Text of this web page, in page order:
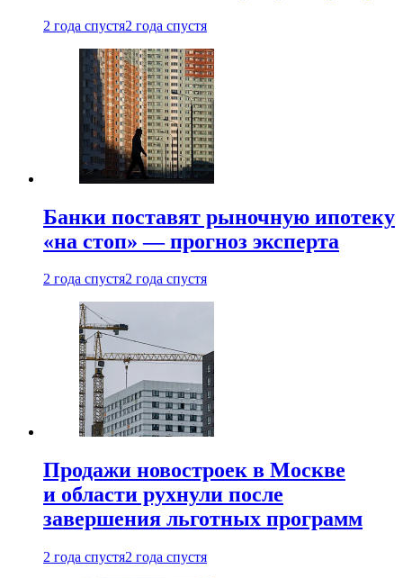
2 года спустя2 года спустя
Банки поставят рыночную ипотеку
«на стоп» — прогноз эксперта
2 года спустя2 года спустя
Продажи новостроек в Москве
и области рухнули после
завершения льготных программ
2 года спустя2 года спустя